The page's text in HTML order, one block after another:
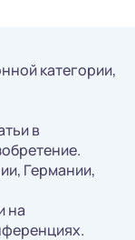
категории,
в
Германии,
на